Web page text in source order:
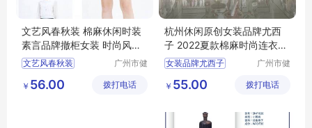
文艺风春秋装 棉麻休闲时装
素言品牌撤柜女装 时尚风衣
连衣裙走份
文艺风春秋装
素言品牌撤柜女装
广州市健
限公司
￥ 56.00 拨打电话
杭州休闲原创女装品牌尤西
子 2022夏款棉麻时尚连衣裙
广州尾货库存
女装品牌尤西子
杭州休闲原创
广州市健
限公司
￥ 55.00 拨打电话